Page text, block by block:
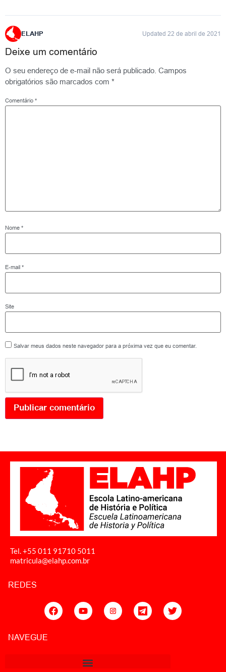
ELAHP Updated 22 de abril de 2021
Deixe um comentário
O seu endereço de e-mail não será publicado. Campos
obrigatórios são marcados com *
Comentário *
Nome *
E-mail *
Site
Salvar meus dados neste navegador para a próxima vez que eu comentar.
Tel. +55 011 91710 5011
matricula@elahp.com.br
REDES
NAVEGUE